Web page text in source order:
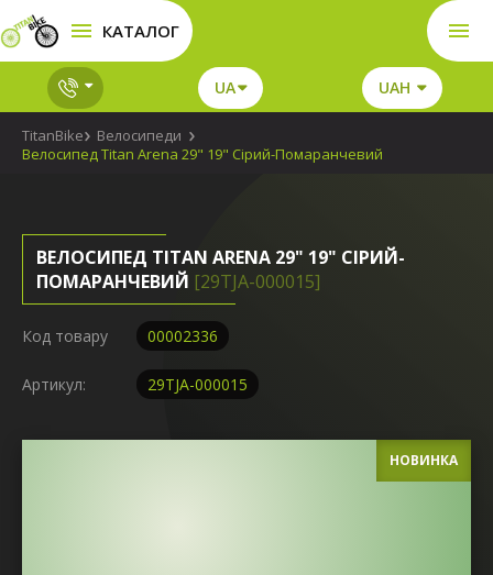
КАТАЛОГ
UA UAH
TitanBike
Велосипеди
Велосипед Titan Arena 29" 19" Сірий-Помаранчевий
ВЕЛОСИПЕД TITAN ARENA 29" 19" СІРИЙ-
ПОМАРАНЧЕВИЙ [29TJA-000015]
Код товару 00002336
Артикул: 29TJA-000015
НОВИНКА